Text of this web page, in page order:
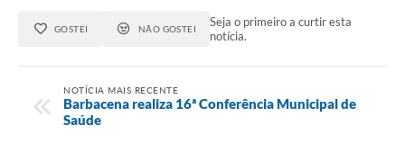
GOSTEI NÃO GOSTEI
Seja o primeiro a curtir esta
notícia.
NOTÍCIA MAIS RECENTE
Barbacena realiza 16ª Conferência Municipal de
Saúde